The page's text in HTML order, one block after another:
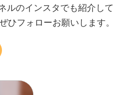
ルのインスタでも紹介して
ひフォローお願いします。